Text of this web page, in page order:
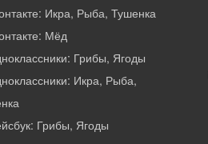
Икра, Рыба, Тушенка
Мёд
Грибы, Ягоды
Икра, Рыба,
Грибы, Ягоды